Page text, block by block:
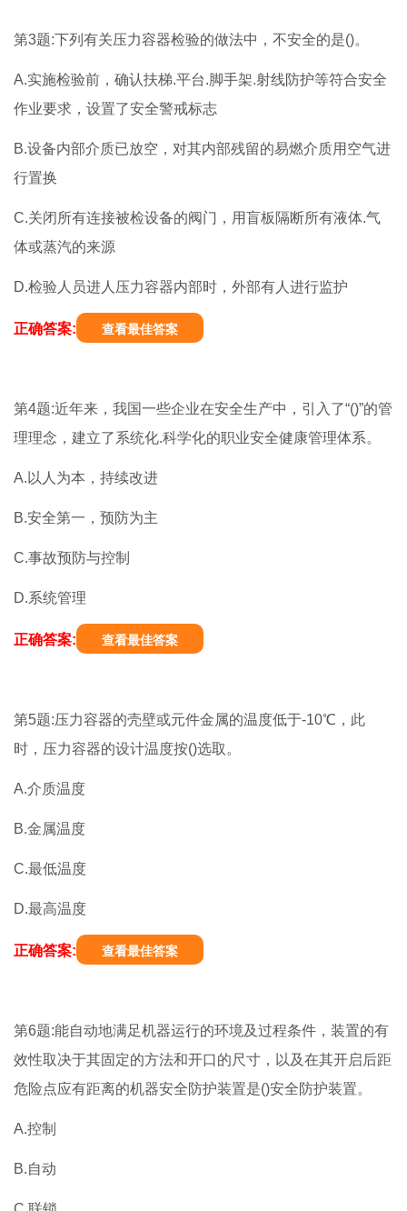
第3题:下列有关压力容器检验的做法中，不安全的是()。
A.实施检验前，确认扶梯.平台.脚手架.射线防护等符合安全
作业要求，设置了安全警戒标志
B.设备内部介质已放空，对其内部残留的易燃介质用空气进
行置换
C.关闭所有连接被检设备的阀门，用盲板隔断所有液体.气
体或蒸汽的来源
D.检验人员进人压力容器内部时，外部有人进行监护
正确答案: 查看最佳答案
第4题:近年来，我国一些企业在安全生产中，引入了“()”的管
理理念，建立了系统化.科学化的职业安全健康管理体系。
A.以人为本，持续改进
B.安全第一，预防为主
C.事故预防与控制
D.系统管理
正确答案: 查看最佳答案
第5题:压力容器的壳壁或元件金属的温度低于-10℃，此
时，压力容器的设计温度按()选取。
A.介质温度
B.金属温度
C.最低温度
D.最高温度
正确答案: 查看最佳答案
第6题:能自动地满足机器运行的环境及过程条件，装置的有
效性取决于其固定的方法和开口的尺寸，以及在其开启后距
危险点应有距离的机器安全防护装置是()安全防护装置。
A.控制
B.自动